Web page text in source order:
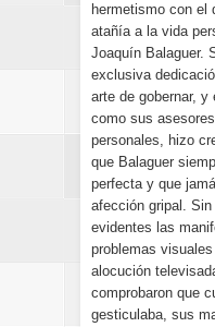
hermetismo con el
atañía a la vida
Joaquín Balaguer.
exclusiva
arte de gobernar, y
como sus
personales, hizo
que Balaguer
perfecta y que
afección gripal.
evidentes las
problemas
alocución
comprobaron que
gesticulaba, sus